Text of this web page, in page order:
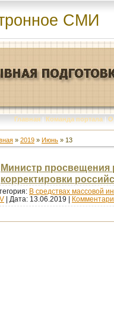
СМИ
Главная | Команда портала | О
» 2019 » Июнь » 13
Министр просвещения
корректировки
В средствах массовой
| Дата: 13.06.2019